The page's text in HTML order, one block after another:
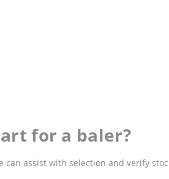
for a baler?
can assist with selection and verify